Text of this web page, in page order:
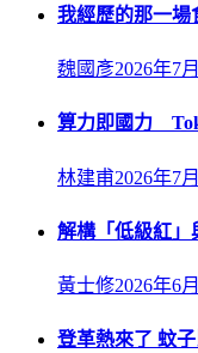
我經歷的那一場
魏國彥2026年7
算力即國力
林建甫2026年7
解構「低級紅」
黃士修2026年6
登革熱來了 蚊